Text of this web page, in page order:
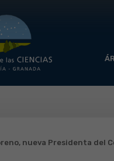
nueva Presidenta del